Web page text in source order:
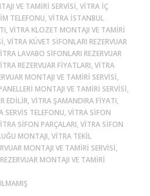
VE TAMIRI SERVISI, VITRA IÇ
TELEFONU, VITRA ISTANBUL
VITRA KLOZET MONTAJI VE TAMIRI
VITRA KÜVET SIFONLARI REZERVUAR
LAVABO SIFONLARI REZERVUAR
REZERVUAR FIYATLARI, VITRA
MONTAJI VE TAMIRI SERVISI,
MONTAJI VE TAMIRI SERVISI,
EDILIR, VITRA ŞAMANDIRA FIYATI,
SERVIS TELEFONU, VITRA SIFON
SIFON PARÇALARI, VITRA SIFON
MONTAJI, VITRA TEKIL
MONTAJI VE TAMIRI SERVISI,
MONTAJI VE TAMIRI